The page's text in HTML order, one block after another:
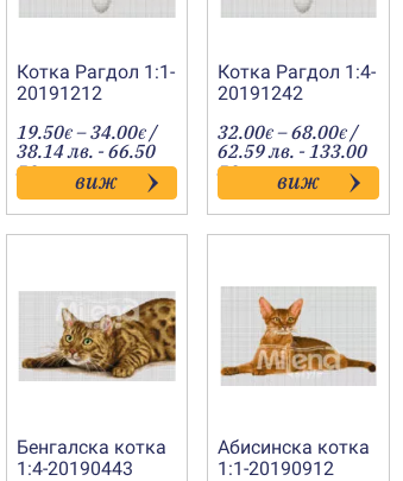
Котка Рагдол 1:1-
20191212
19.50€ –34.00€Price
range:
19.50€
through
34.00€
/
38.14 лв. - 66.50
лв. виж
Котка Рагдол 1:4-
20191242
32.00€ –68.00€Price
range:
32.00€
through
68.00€
/
62.59 лв. - 133.00
лв. виж
Бенгалска котка
1:4-20190443
Абисинска котка
1:1-20190912